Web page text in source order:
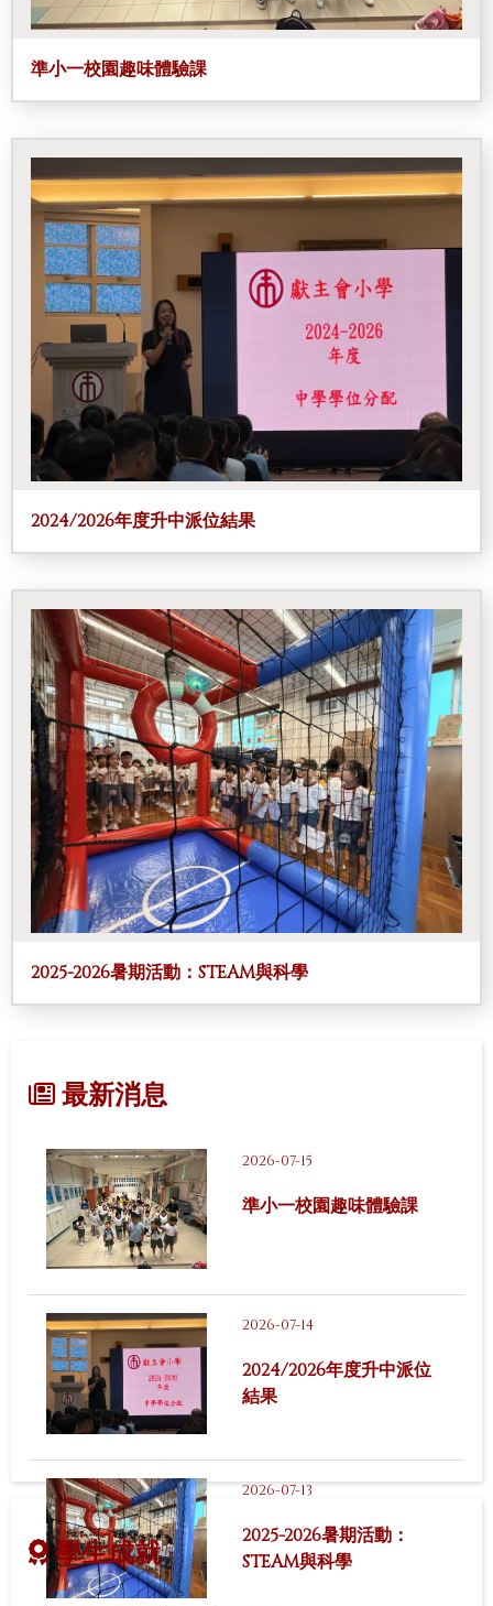
準小一校園趣味體驗課
2024/2026年度升中派位結果
2025-2026暑期活動：STEAM與科學
最新消息
2026-07-15
準小一校園趣味體驗課
2026-07-14
2024/2026年度升中派位
結果
2026-07-13
2025-2026暑期活動：
STEAM與科學
學生成就